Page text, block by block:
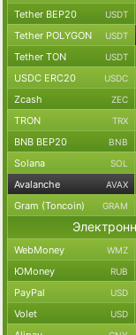
Tether BEP20 USDT
Tether POLYGON USDT
Tether TON USDT
USDC ERC20 USDC
Zcash ZEC
TRON TRX
BNB BEP20 BNB
Solana SOL
Avalanche AVAX
Gram (Toncoin) GRAM
WebMoney WMZ
ЮMoney RUB
PayPal USD
Volet USD